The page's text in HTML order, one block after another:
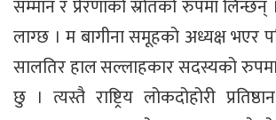
सम्मान र प्रेरणाको स्रोतको रुपमा लिन्छन्
लाग्छ । म बागीना समूहको अध्यक्ष भएर
सालतिर हाल सल्लाहकार सदस्यको
छु । त्यस्तै राष्ट्रिय लोकदोहोरी